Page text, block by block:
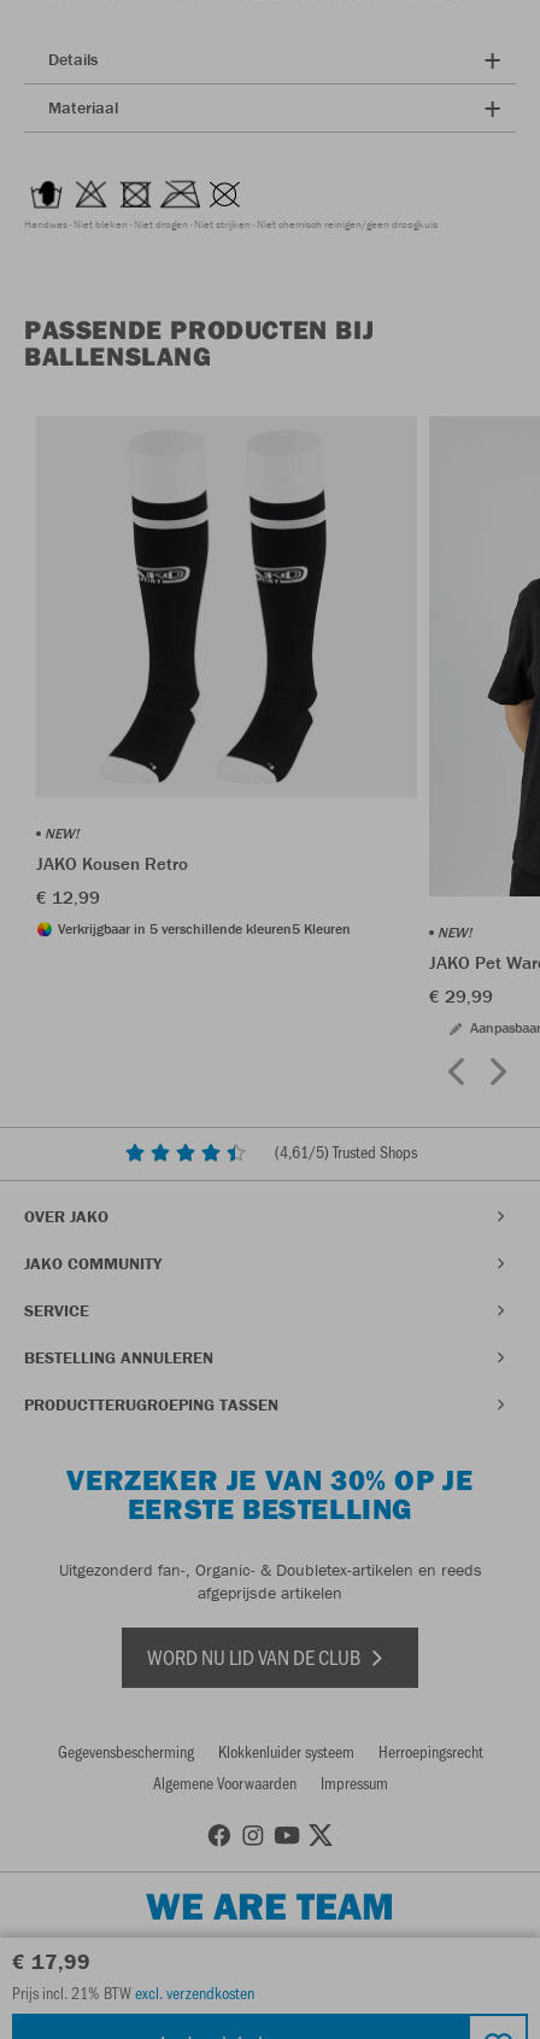
€ 17,99
Prijs incl. 21% BTWexcl. verzendkosten
Details
Materiaal
Handwas Niet bleken Niet drogen Niet strijken Niet chemisch reinigen/geen droogkuis
PASSENDE PRODUCTEN BIJ
BALLENSLANG
NEW!
JAKO Kousen Retro
€ 12,99
Verkrijgbaar in 5 verschillende kleuren5 Kleuren NEW!
JAKO Pet
€ 29,99
(4,61/5) Trusted Shops
OVER JAKO
JAKO COMMUNITY
SERVICE
BESTELLING ANNULEREN
PRODUCTTERUGROEPING TASSEN
VERZEKER JE VAN 30% OP JE
EERSTE BESTELLING
Uitgezonderd fan-, Organic- & Doubletex-artikelen en reeds
afgeprijsde artikelen
WORD NU LID VAN DE CLUB
Gegevensbescherming Klokkenluider systeem
Herroepingsrecht
Algemene Voorwaarden
Impressum
WE ARE TEAM